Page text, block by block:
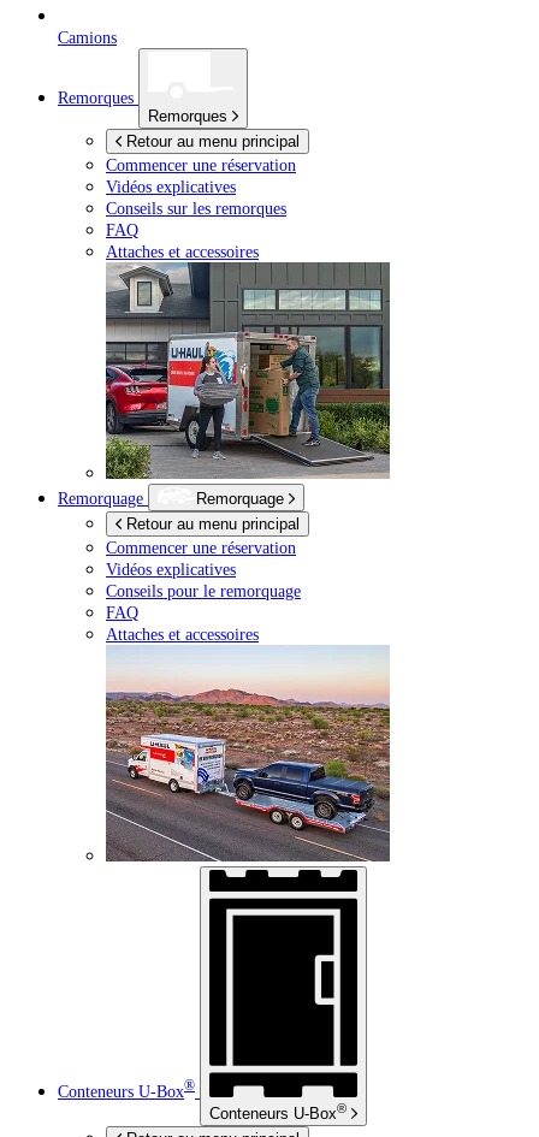
Camions
Remorques
Remorques
Retour au menu principal
Commencer une réservation
Vidéos explicatives
Conseils sur les remorques
FAQ
Attaches et accessoires
Remorquage
Remorquage
Retour au menu principal
Commencer une réservation
Vidéos explicatives
Conseils pour le remorquage
FAQ
Attaches et accessoires
Conteneurs U-Box®
Conteneurs U-Box®